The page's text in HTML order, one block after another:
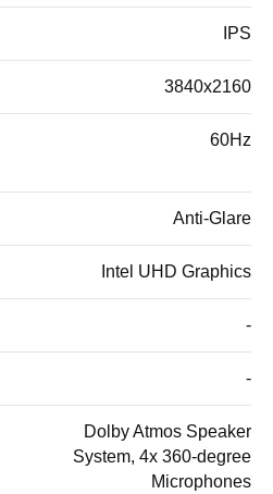
IPS
3840x2160
60Hz
Anti-Glare
Intel UHD Graphics
-
-
Dolby Atmos Speaker
System, 4x 360-degree
Microphones